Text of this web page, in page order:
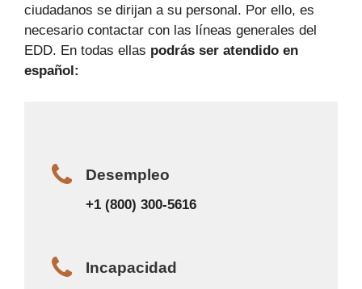
ciudadanos se dirijan a su personal. Por ello, es
necesario contactar con las líneas generales del
EDD. En todas ellas podrás ser atendido en
español:
Desempleo
+1 (800) 300-5616
Incapacidad